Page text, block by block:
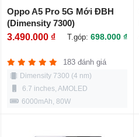
Oppo A5 Pro 5G Mới ĐBH
(Dimensity 7300)
3.490.000 ₫
T.góp: 698.000 ₫
183 đánh giá
Dimensity 7300 (4 nm)
6.7 inches, AMOLED
6000mAh, 80W